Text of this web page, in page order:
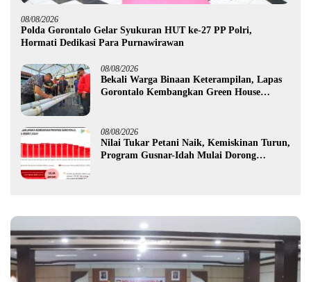
08/08/2026
Polda Gorontalo Gelar Syukuran HUT ke-27 PP Polri,
Hormati Dedikasi Para Purnawirawan
08/08/2026
Bekali Warga Binaan Keterampilan, Lapas
Gorontalo Kembangkan Green House
08/08/2026
Nilai Tukar Petani Naik, Kemiskinan Turun,
Program Gusnar-Idah Mulai Dorong